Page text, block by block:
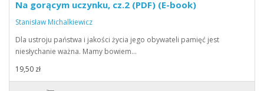
Na gorącym uczynku, cz.2 (PDF) (E-book)
Stanisław Michalkiewicz
Dla ustroju państwa i jakości życia jego obywateli pamięć jest
niesłychanie ważna. Mamy bowiem…
19,50 zł